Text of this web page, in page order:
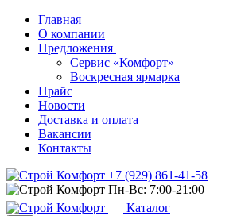
Главная
О компании
Предложения
Сервис «Комфорт»
Воскресная ярмарка
Прайс
Новости
Доставка и оплата
Вакансии
Контакты
+7 (929) 861-41-58
Пн-Вс: 7:00-21:00
Каталог